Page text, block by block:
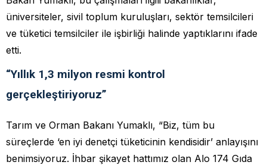
üniversiteler, sivil toplum kuruluşları, sektör temsilcileri
ve tüketici temsilciler ile işbirliği halinde yaptıklarını ifade
etti.
“Yıllık 1,3 milyon resmi kontrol
gerçekleştiriyoruz”
Tarım ve Orman Bakanı Yumaklı, “Biz, tüm bu
süreçlerde ‘en iyi denetçi tüketicinin kendisidir’ anlayışını
benimsiyoruz. İhbar şikayet hattımız olan Alo 174 Gıda